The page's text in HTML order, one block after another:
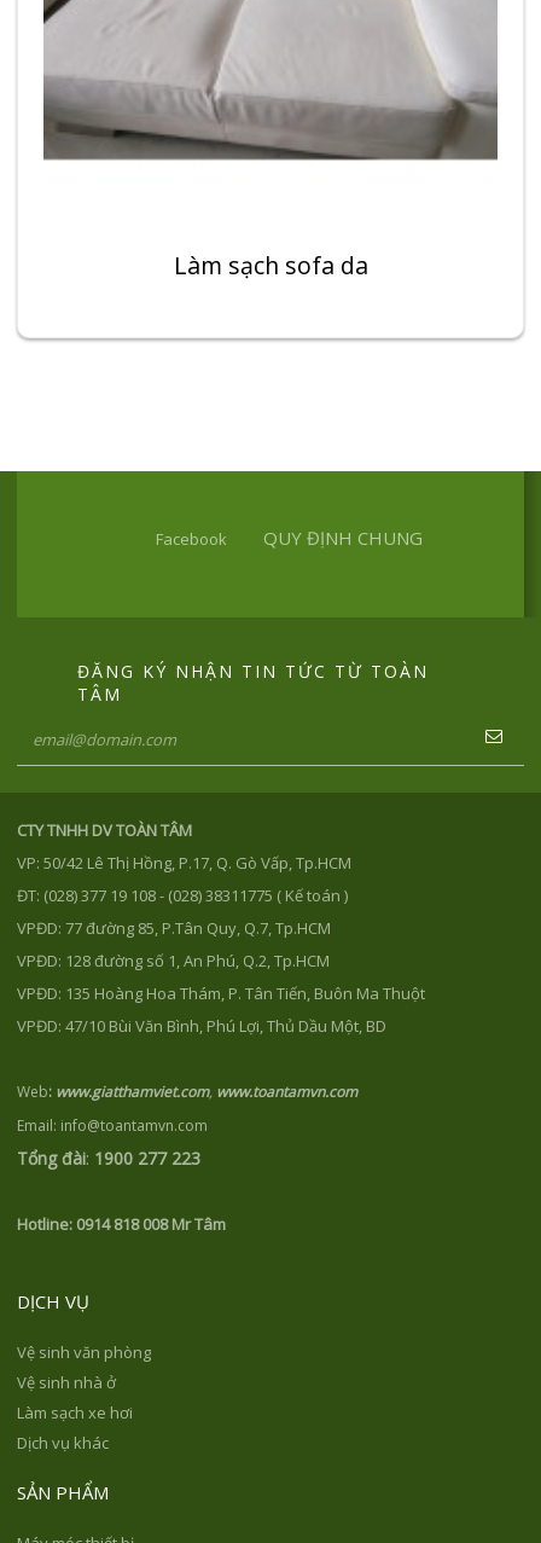
Làm sạch sofa da
Facebook QUY ĐỊNH CHUNG
ĐĂNG KÝ NHẬN TIN TỨC TỪ TOÀN
TÂM
CTY TNHH DV TOÀN TÂM
VP: 50/42 Lê Thị Hồng, P.17, Q. Gò Vấp, Tp.HCM
ĐT: (028) 377 19 108 - (028) 38311775 ( Kế toán )
VPĐD: 77 đường 85, P.Tân Quy, Q.7, Tp.HCM
VPĐD: 128 đường số 1, An Phú, Q.2, Tp.HCM
VPĐD: 135 Hoàng Hoa Thám, P. Tân Tiến, Buôn Ma Thuột
VPĐD: 47/10 Bùi Văn Bình, Phú Lợi, Thủ Dầu Một, BD
Web: www.giatthamviet.com, www.toantamvn.com
Email: info@toantamvn.com
Tổng đài: 1900 277 223
Hotline: 0914 818 008 Mr Tâm
DỊCH VỤ
Vệ sinh văn phòng
Vệ sinh nhà ở
Làm sạch xe hơi
Dịch vụ khác
SẢN PHẨM